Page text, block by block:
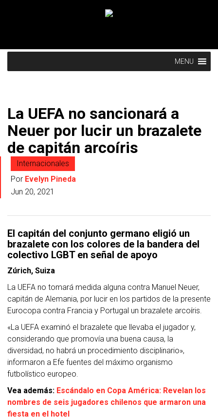
MENU
La UEFA no sancionará a
Neuer por lucir un brazalete
de capitán arcoíris
Internacionales
Por Evelyn Pineda
Jun 20, 2021
El capitán del conjunto germano eligió un
brazalete con los colores de la bandera del
colectivo LGBT en señal de apoyo
Zúrich, Suiza
La UEFA no tomará medida alguna contra Manuel Neuer,
capitán de Alemania, por lucir en los partidos de la presente
Eurocopa contra Francia y Portugal un brazalete arcoíris.
«La UEFA examinó el brazalete que llevaba el jugador y,
considerando que promovía una buena causa, la
diversidad, no habrá un procedimiento disciplinario»,
informaron a Efe fuentes del máximo organismo
futbolístico europeo.
Vea además: Escándalo en Copa América: Revelan los
nombres de seis jugadores chilenos que armaron una
fiesta en el hotel